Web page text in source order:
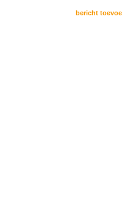
bericht